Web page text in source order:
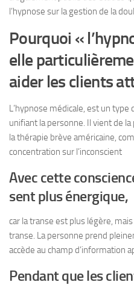
l’hypnose sur la gestion de la
Pourquoi «
elle
aider les clients
L’hypnose médicale, est un type
unifiant la personne. Il vient de
la thérapie brève américaine,
concentration sur l’inconscient
Avec cette
sent plus énergique,
car la transe est plus légère,
transe. La personne prend
accède au champ d’information
Pendant que les